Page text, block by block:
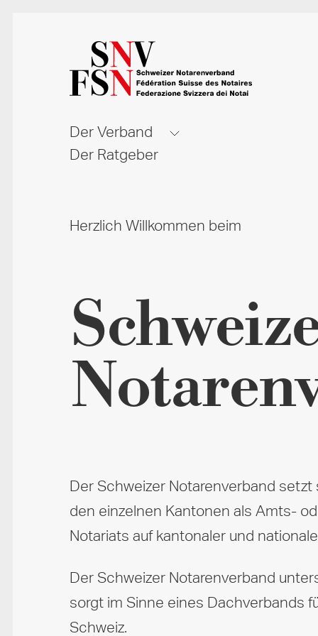
Der Verband
Der Ratgeber
Herzlich Willkommen beim
Der Schweizer Notarenverband
den einzelnen Kantonen als Amts-
Notariats auf kantonaler und
Der Schweizer Notarenverband
sorgt im Sinne eines Dachverbands
Schweiz.